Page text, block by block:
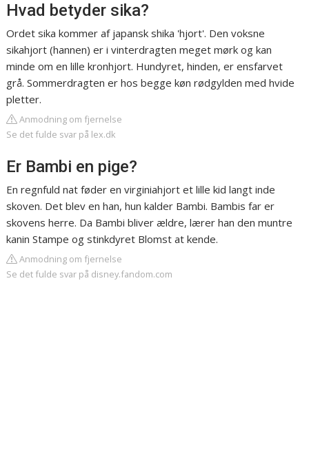
Hvad betyder sika?
Ordet sika kommer af japansk shika 'hjort'. Den voksne
sikahjort (hannen) er i vinterdragten meget mørk og kan
minde om en lille kronhjort. Hundyret, hinden, er ensfarvet
grå. Sommerdragten er hos begge køn rødgylden med hvide
pletter.
Anmodning om fjernelse
Se det fulde svar på lex.dk
Er Bambi en pige?
En regnfuld nat føder en virginiahjort et lille kid langt inde
skoven. Det blev en han, hun kalder Bambi. Bambis far er
skovens herre. Da Bambi bliver ældre, lærer han den muntre
kanin Stampe og stinkdyret Blomst at kende.
Anmodning om fjernelse
Se det fulde svar på disney.fandom.com